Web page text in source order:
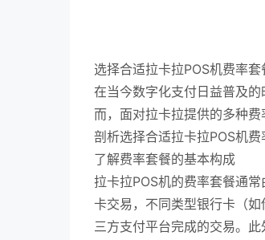
选择合适拉卡拉POS机费率套
在当今数字化支付日益普及
而，面对拉卡拉提供的多种
剖析选择合适拉卡拉POS机费
了解费率套餐的基本构成
拉卡拉POS机的费率套餐通
卡交易，不同类型银行卡（
三方支付平台完成的交易。